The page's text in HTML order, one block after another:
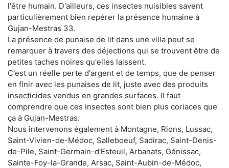
l'être humain. D'ailleurs, ces insectes nuisibles savent
particulièrement bien repérer la présence humaine à
Gujan-Mestras 33.
La présence de punaise de lit dans une villa peut se
remarquer à travers des déjections qui se trouvent être de
petites taches noires qu'elles laissent.
C'est un réelle perte d'argent et de temps, que de penser
en finir avec les punaises de lit, juste avec des produits
insecticides vendus en grandes surfaces. Il faut
comprendre que ces insectes sont bien plus coriaces que
ça à Gujan-Mestras.
Nous intervenons également à Montagne, Rions, Lussac,
Saint-Vivien-de-Médoc, Salleboeuf, Sadirac, Saint-Denis-
de-Pile, Saint-Germain-d'Esteuil, Arbanats, Génissac,
Sainte-Foy-la-Grande, Arsac, Saint-Aubin-de-Médoc,